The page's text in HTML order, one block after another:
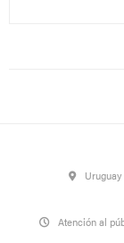
Atención al